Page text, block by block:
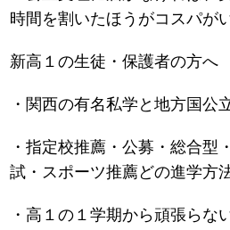
時間を割いたほうがコスパが
新高１の生徒・保護者の方へ
・関西の有名私学と地方国公
・指定校推薦・公募・総合型
試・スポーツ推薦どの進学方
・高１の１学期から頑張らな